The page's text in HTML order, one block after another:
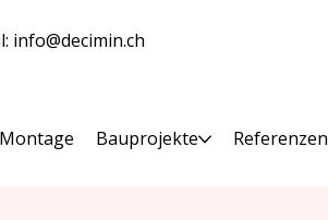
Montage Bauprojekte Referenzen
info@decimin.ch